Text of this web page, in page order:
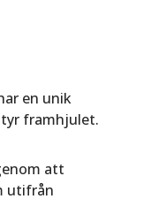
en unik
framhjulet.
att
utifrån